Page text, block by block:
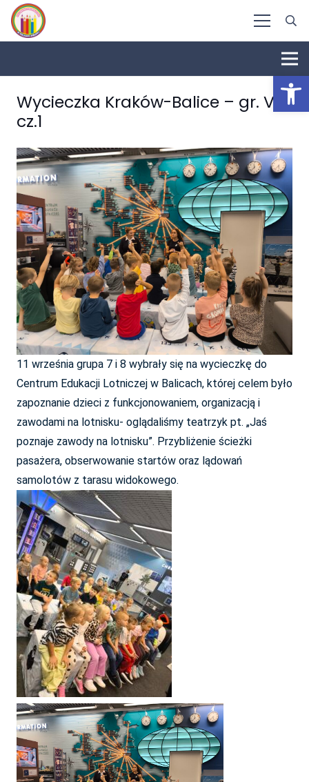
Wycieczka Kraków-Balice – gr. VIII
cz.1
11 września grupa 7 i 8 wybrały się na wycieczkę do
Centrum Edukacji Lotniczej w Balicach, której celem było
zapoznanie dzieci z funkcjonowaniem, organizacją i
zawodami na lotnisku- oglądaliśmy teatrzyk pt. „Jaś
poznaje zawody na lotnisku”. Przybliżenie ścieżki
pasażera, obserwowanie startów oraz lądowań
samolotów z tarasu widokowego.